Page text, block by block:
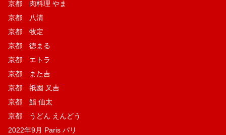
京都 肉料理 やま
京都 八清
京都 牧定
京都 徳まる
京都 エトラ
京都 また吉
京都 祇園 又吉
京都 鮨 仙太
京都 うどん えんどう
2022年9月 Paris パリ